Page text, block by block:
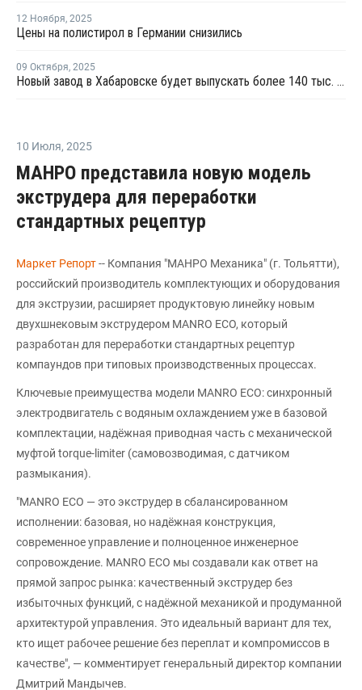
12 Ноября, 2025
Цены на полистирол в Германии снизились
09 Октября, 2025
Новый завод в Хабаровске будет выпускать более 140 тыс. кв. м сэндвич-панелей в год
10 Июля, 2025
МАНРО представила новую модель
экструдера для переработки
стандартных рецептур
Маркет Репорт-- Компания "МАНРО Механика" (г. Тольятти),
российский производитель комплектующих и оборудования
для экструзии, расширяет продуктовую линейку новым
двухшнековым экструдером MANRO ECO, который
разработан для переработки стандартных рецептур
компаундов при типовых производственных процессах.
Ключевые преимущества модели MANRO ECO: синхронный
электродвигатель с водяным охлаждением уже в базовой
комплектации, надёжная приводная часть с механической
муфтой torque-limiter (самовозводимая, с датчиком
размыкания).
"MANRO ECO — это экструдер в сбалансированном
исполнении: базовая, но надёжная конструкция,
современное управление и полноценное инженерное
сопровождение. MANRO ECO мы создавали как ответ на
прямой запрос рынка: качественный экструдер без
избыточных функций, с надёжной механикой и продуманной
архитектурой управления. Это идеальный вариант для тех,
кто ищет рабочее решение без переплат и компромиссов в
качестве", — комментирует генеральный директор компании
Дмитрий Мандычев.